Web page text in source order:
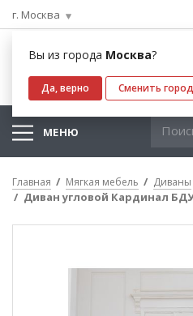
г. Москва
Вы из города Москва?
Да, верно Сменить город
МЕНЮ
Главная Мягкая мебель Диваны
Диван угловой Кардинал